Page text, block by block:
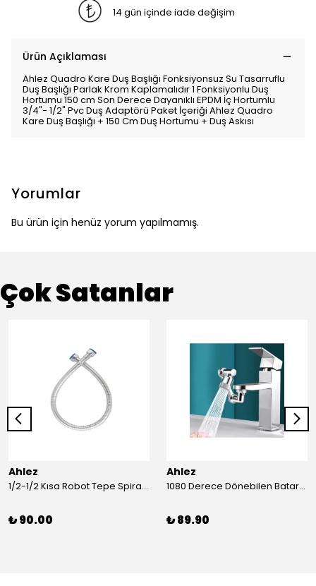
14 gün içinde iade değişim
Ürün Açıklaması
Ahlez Quadro Kare Duş Başlığı Fonksiyonsuz Su Tasarruflu
Duş Başlığı Parlak Krom Kaplamalıdır 1 Fonksiyonlu Duş
Hortumu 150 cm Son Derece Dayanıklı EPDM İç Hortumlu
3/4"- 1/2" Pvc Duş Adaptörü Paket İçeriği Ahlez Quadro
Kare Duş Başlığı + 150 Cm Duş Hortumu + Duş Askısı
Yorumlar
Bu ürün için henüz yorum yapılmamış.
Çok Satanlar
Ahlez
1/2-1/2 Kısa Robot Tepe Spiral Duş Hortumu 60cm
₺ 90.00
Ahlez
1080 Derece Dönebilen Batarya Musluk Başlığı Krom Batarya 2 Fonksiyonlu Musluk Başlığı
₺ 89.90